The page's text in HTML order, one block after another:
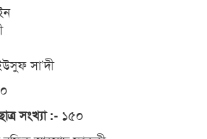
সা’দী
সংখ্যা :- ১৫০